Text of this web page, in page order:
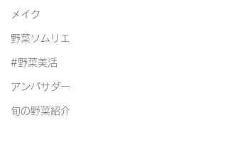
メイク
野菜ソムリエ
#野菜美活
アンバサダー
旬の野菜紹介